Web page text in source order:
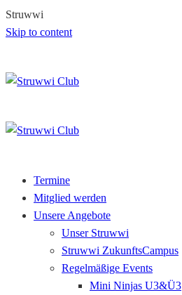
Struwwi
Skip to content
Termine
Mitglied werden
Unsere Angebote
Unser Struwwi
Struwwi ZukunftsCampus
Regelmäßige Events
Mini Ninjas U3&Ü3